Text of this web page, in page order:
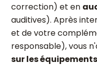
correction) et en
auditives). Après
et de votre
responsable), vous
sur les